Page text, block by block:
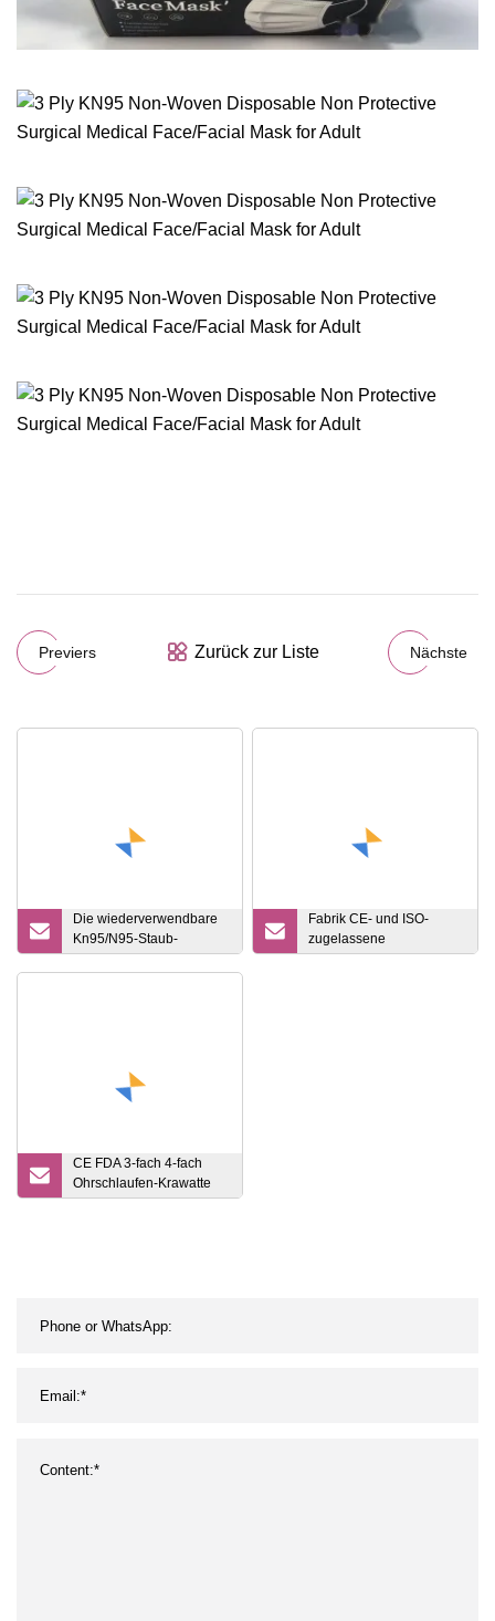
Previers Zurück zur Liste Nächste
Die wiederverwendbare
Kn95/N95-Staub-
Gesichtsmaske ab Werk
Fabrik CE- und ISO-
zugelassene
medizinische Einweg-
CE FDA 3-fach 4-fach
Ohrschlaufen-Krawatte
Krankenhaus Mascarilla